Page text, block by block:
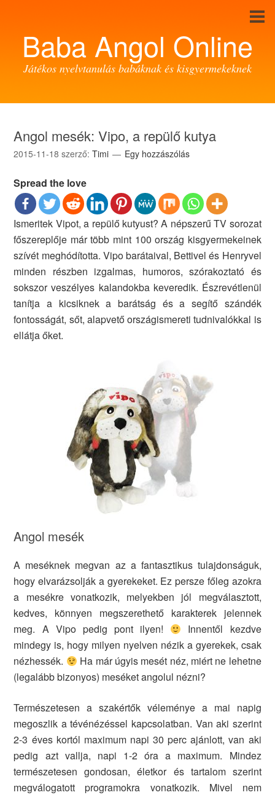
Baba Angol Online
Játékos nyelvtanulás babáknak és kisgyermekeknek
Angol mesék: Vipo, a repülő kutya
2015-11-18 szerző:Timi Egy hozzászólás
Spread the love
Ismeritek Vipot, a repülő kutyust? A népszerű TV sorozat
főszereplője már több mint 100 ország kisgyermekeinek
szívét meghódította. Vipo barátaival, Bettivel és Henryvel
minden részben izgalmas, humoros, szórakoztató és
sokszor veszélyes kalandokba keveredik. Észrevétlenül
tanítja a kicsiknek a barátság és a segítő szándék
fontosságát, sőt, alapvető országismereti tudnivalókkal is
ellátja őket.
Angol mesék
A meséknek megvan az a fantasztikus tulajdonságuk,
hogy elvarázsolják a gyerekeket. Ez persze főleg azokra
a mesékre vonatkozik, melyekben jól megválasztott,
kedves, könnyen megszerethető karakterek jelennek
meg. A Vipo pedig pont ilyen!
Innentől kezdve
mindegy is, hogy milyen nyelven nézik a gyerekek, csak
nézhessék.
Ha már úgyis mesét néz, miért ne lehetne
(legalább bizonyos) meséket angolul nézni?
Természetesen a szakértők véleménye a mai napig
megoszlik a tévénézéssel kapcsolatban. Van aki szerint
2-3 éves kortól maximum napi 30 perc ajánlott, van aki
pedig azt vallja, napi 1-2 óra a maximum. Mindez
természetesen gondosan, életkor és tartalom szerint
megválogatott programokra vonatkozik. Mivel nem